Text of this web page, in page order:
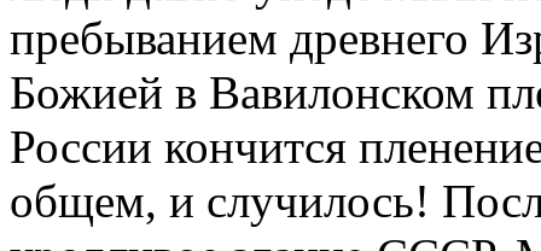
пребыванием древнего
Божией в Вавилонском
России кончится
общем, и случилось!